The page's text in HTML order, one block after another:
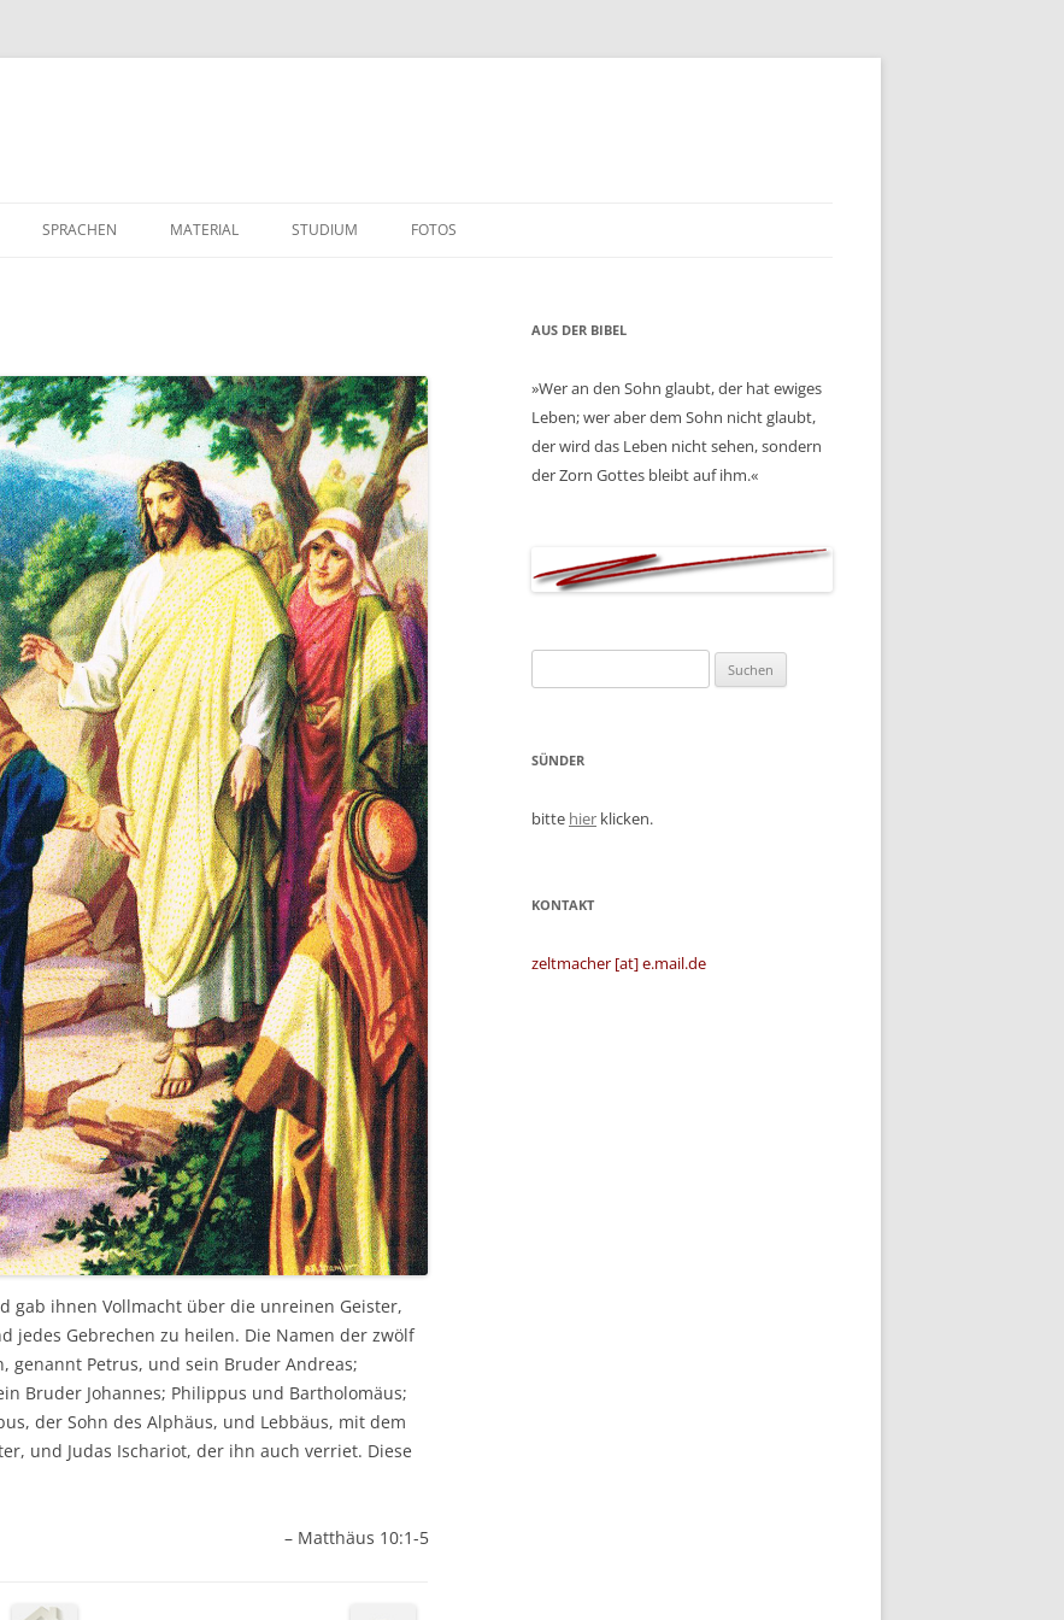
SPRACHEN MATERIAL STUDIUM FOTOS
gab ihnen Vollmacht über die unreinen Geister,
jedes Gebrechen zu heilen. Die Namen der zwölf
genannt Petrus, und sein Bruder Andreas;
Bruder Johannes; Philippus und Bartholomäus;
der Sohn des Alphäus, und Lebbäus, mit dem
und Judas Ischariot, der ihn auch verriet. Diese
– Matthäus 10:1-5
AUS DER BIBEL
»Wer an den Sohn glaubt, der hat ewiges
Leben; wer aber dem Sohn nicht glaubt,
der wird das Leben nicht sehen, sondern
der Zorn Gottes bleibt auf ihm.«
nach:
SÜNDER
bitte hier klicken.
KONTAKT
zeltmacher [at] e.mail.de